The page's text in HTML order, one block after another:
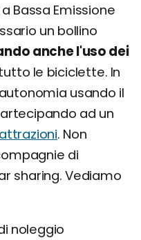
Bassa Emissione
un bollino
anche l'uso dei
le biciclette. In
usando il
ad un
. Non
di
sharing. Vediamo
noleggio